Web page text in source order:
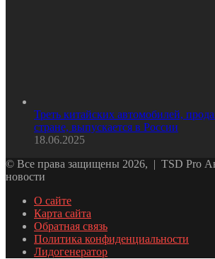
Треть китайских автомобилей,
стране, выпускается в России
18.06.2025
© Все права защищены 2026, | TSD Pro
новости
О сайте
Карта сайта
Обратная связь
Политика конфиденциальности
Лидогенератор